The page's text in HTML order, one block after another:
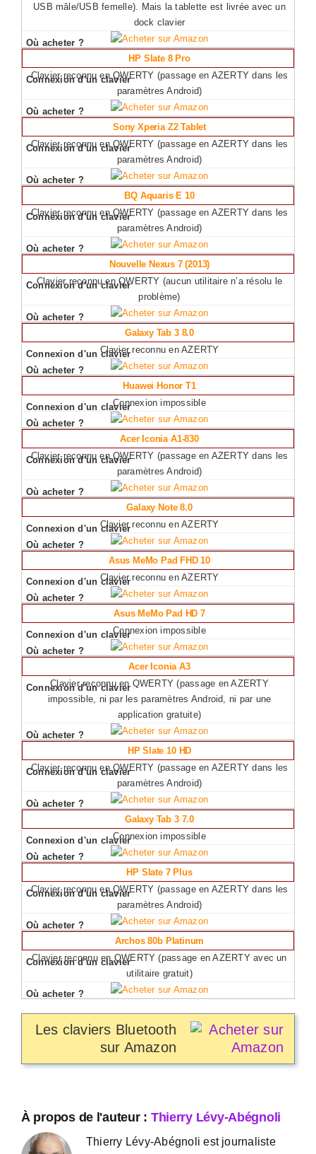
USB mâle/USB femelle). Mais la tablette est livrée avec un
dock clavier
HP Slate 8 Pro
Clavier reconnu en QWERTY (passage en AZERTY dans les
paramètres Android)
Sony Xperia Z2 Tablet
Clavier reconnu en QWERTY (passage en AZERTY dans les
paramètres Android)
BQ Aquaris E 10
Clavier reconnu en QWERTY (passage en AZERTY dans les
paramètres Android)
Nouvelle Nexus 7 (2013)
Clavier reconnu en QWERTY (aucun utilitaire n’a résolu le
problème)
Galaxy Tab 3 8.0
Clavier reconnu en AZERTY
Huawei Honor T1
Connexion impossible
Acer Iconia A1-830
Clavier reconnu en QWERTY (passage en AZERTY dans les
paramètres Android)
Galaxy Note 8.0
Clavier reconnu en AZERTY
Asus MeMo Pad FHD 10
Clavier reconnu en AZERTY
Asus MeMo Pad HD 7
Connexion impossible
Acer Iconia A3
Clavier reconnu en QWERTY (passage en AZERTY
impossible, ni par les paramètres Android, ni par une
application gratuite)
HP Slate 10 HD
Clavier reconnu en QWERTY (passage en AZERTY dans les
paramètres Android)
Galaxy Tab 3 7.0
Connexion impossible
HP Slate 7 Plus
Clavier reconnu en QWERTY (passage en AZERTY dans les
paramètres Android)
Archos 80b Platinum
Clavier reconnu en QWERTY (passage en AZERTY avec un
utilitaire gratuit)
Les claviers Bluetooth
sur Amazon
À propos de l'auteur : Thierry Lévy-Abégnoli
Thierry Lévy-Abégnoli est journaliste